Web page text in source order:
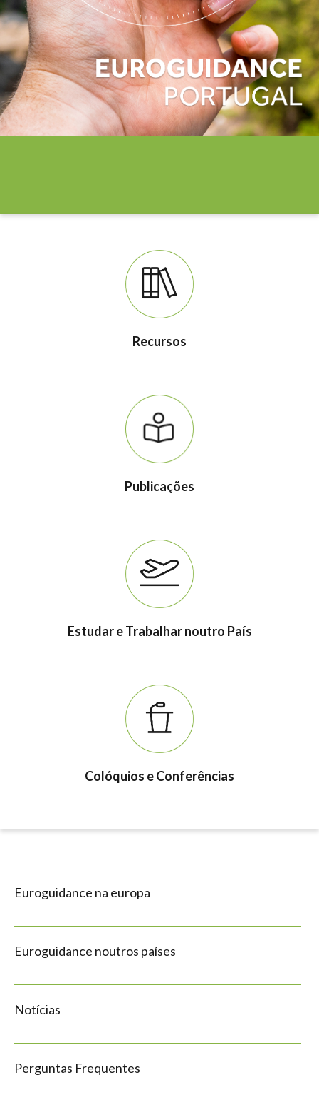
Recursos
Publicações
Estudar e Trabalhar noutro País
Colóquios e Conferências
Euroguidance na europa
Euroguidance noutros países
Notícias
Perguntas Frequentes